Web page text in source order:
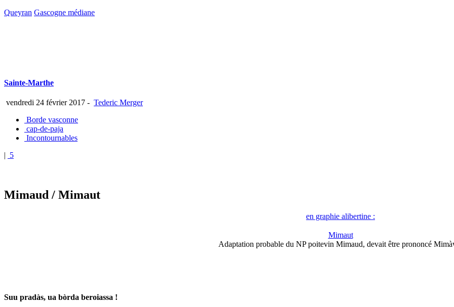
Queyran Gascogne médiane
Sainte-Marthe
vendredi 24 février 2017 - Tederic Merger
Borde vasconne
cap-de-paja
Incontournables
| 5
Mimaud / Mimaut
en graphie alibertine :
Mimaut
Adaptation probable du NP poitevin Mimaud, devait être prononcé
Suu pradàs, ua bòrda beroiassa !